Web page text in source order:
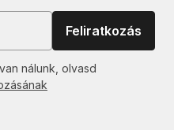
Feliratkozás
nálunk, olvasd